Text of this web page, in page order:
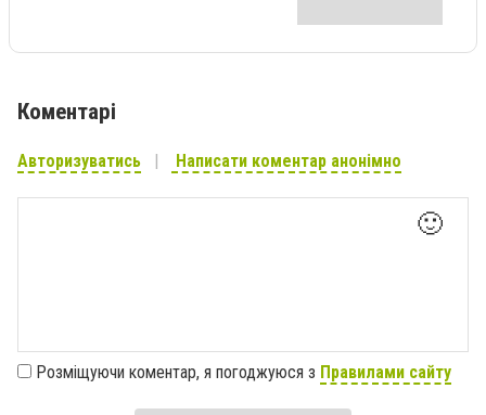
Коментарі
Авторизуватись Написати коментар анонімно
🙂
Розміщуючи коментар, я погоджуюся з Правилами сайту